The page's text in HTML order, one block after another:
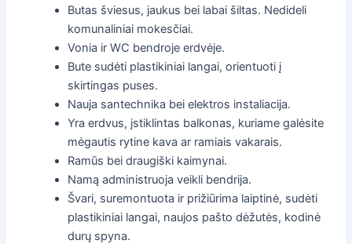
Butas šviesus, jaukus bei labai šiltas. Nedideli
komunaliniai mokesčiai.
Vonia ir WC bendroje erdvėje.
Bute sudėti plastikiniai langai, orientuoti į
skirtingas puses.
Nauja santechnika bei elektros instaliacija.
Yra erdvus, įstiklintas balkonas, kuriame galėsite
mėgautis rytine kava ar ramiais vakarais.
Ramūs bei draugiški kaimynai.
Namą administruoja veikli bendrija.
Švari, suremontuota ir prižiūrima laiptinė, sudėti
plastikiniai langai, naujos pašto dėžutės, kodinė
durų spyna.